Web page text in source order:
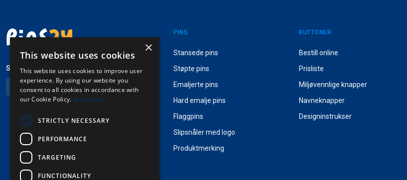
Språk og valuta
Norsk (NOK)
PINS
Stansede pins
Støpte pins
Emaljerte pins
Hard emalje pins
Flaggpins
Slipsnåler med logo
Produktmerking
BUTTONER
Bestill online
Prisliste
Miljøvennlige knapper
Navneknapper
Designinstrukser
×
This website uses cookies
This website uses cookies to improve user
experience. By using our website you
consent to all cookies in accordance with
our Cookie Policy. Read more
STRICTLY NECESSARY
PERFORMANCE
TARGETING
FUNCTIONALITY